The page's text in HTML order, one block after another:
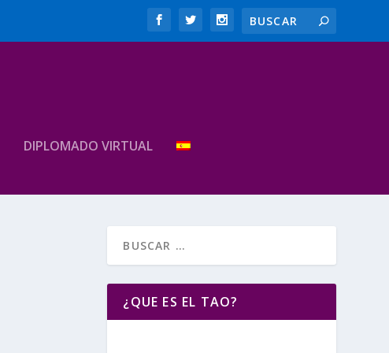
DIPLOMADO VIRTUAL
¿QUE ES EL TAO?